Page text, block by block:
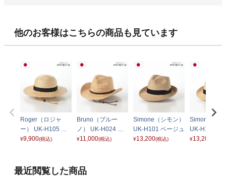
他のお客様はこちらの商品も見ています
Roger（ロジャ
ー） UK-H105 ブ
ラック
¥9,900(税込)
Bruno（ブルー
ノ） UK-H024 ナ
チュラル
¥11,000(税込)
Simone（シモン）
UK-H101 ベージュ
¥13,200(税込)
Simone（シ
UK-H101 ナ
ル
¥13,200
最近閲覧した商品